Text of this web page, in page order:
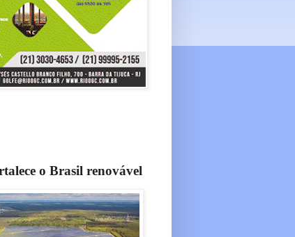
o Brasil renovável